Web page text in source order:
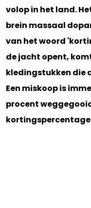
volop in het land.
brein massaal
van het woord
de jacht opent,
kledingstukken die
Een miskoop is
procent
kortingspercentage